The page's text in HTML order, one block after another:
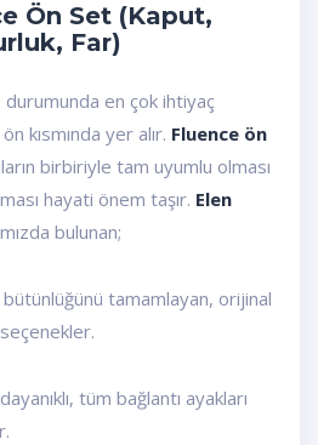
Ön Set (Kaput,
Far)
en çok ihtiyaç
kısmında yer alır. Fluence ön
birbiriyle tam uyumlu olması
hayati önem taşır. Elen
bulunan;
tamamlayan, orijinal
tüm bağlantı ayakları